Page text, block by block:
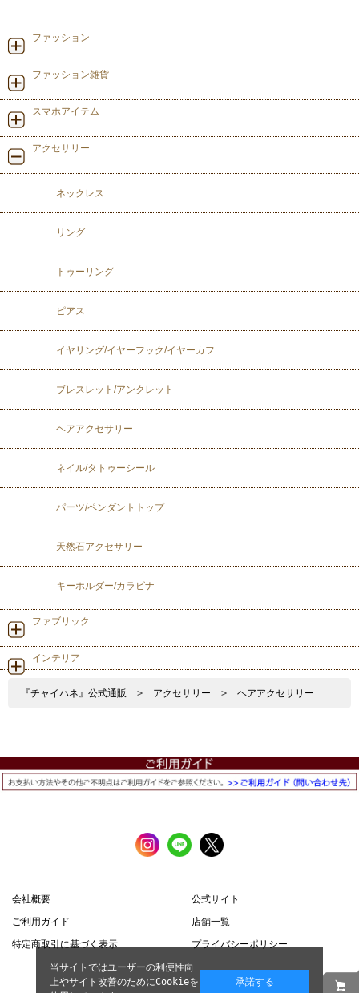
ファッション
ファッション雑貨
スマホアイテム
アクセサリー
ネックレス
リング
トゥーリング
ピアス
イヤリング/イヤーフック/イヤーカフ
ブレスレット/アンクレット
ヘアアクセサリー
ネイル/タトゥーシール
パーツ/ペンダントトップ
天然石アクセサリー
キーホルダー/カラビナ
ファブリック
インテリア
『チャイハネ』公式通販 > アクセサリー > ヘアアクセサリー
会社概要
公式サイト
ご利用ガイド
店舗一覧
特定商取引に基づく表示
プライバシーポリシー
当サイトではユーザーの利便性向
上やサイト改善のためにCookieを
承諾する